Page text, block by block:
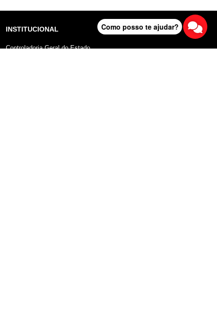
INSTITUCIONAL
Controladoria Geral do Estado
Como posso te ajudar?